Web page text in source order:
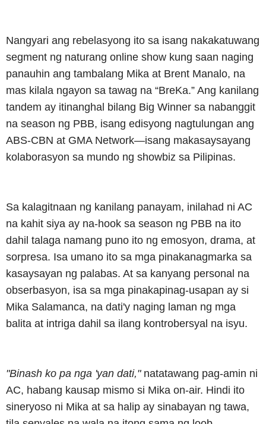
Nangyari ang rebelasyong ito sa isang nakakatuwang
segment ng naturang online show kung saan naging
panauhin ang tambalang Mika at Brent Manalo, na
mas kilala ngayon sa tawag na “BreKa.” Ang kanilang
tandem ay itinanghal bilang Big Winner sa nabanggit
na season ng PBB, isang edisyong nagtulungan ang
ABS-CBN at GMA Network—isang makasaysayang
kolaborasyon sa mundo ng showbiz sa Pilipinas.
Sa kalagitnaan ng kanilang panayam, inilahad ni AC
na kahit siya ay na-hook sa season ng PBB na ito
dahil talaga namang puno ito ng emosyon, drama, at
sorpresa. Isa umano ito sa mga pinakanagmarka sa
kasaysayan ng palabas. At sa kanyang personal na
obserbasyon, isa sa mga pinakapinag-usapan ay si
Mika Salamanca, na dati'y naging laman ng mga
balita at intriga dahil sa ilang kontrobersyal na isyu.
"Binash ko pa nga 'yan dati,"natatawang pag-amin ni
AC, habang kausap mismo si Mika on-air. Hindi ito
sineryoso ni Mika at sa halip ay sinabayan ng tawa,